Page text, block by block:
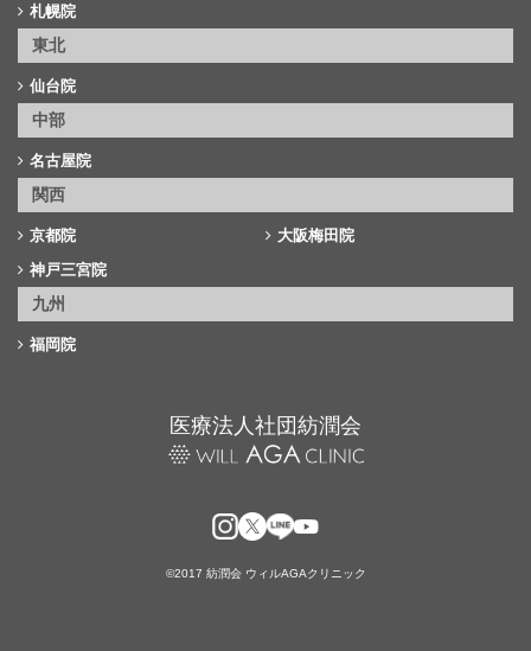
札幌院
東北
仙台院
中部
名古屋院
関西
京都院
大阪梅田院
神戸三宮院
九州
福岡院
医療法人社団紡潤会
©2017 紡潤会 ウィルAGAクリニック